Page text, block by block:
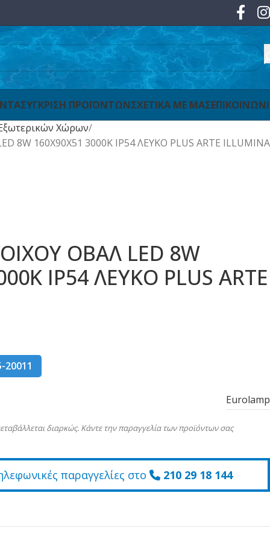
ΣΥΓΚΡΙΣΗ ΠΡΟΪΟΝΤΩΝΣΧΕΤΙΚΑ ΜΕ ΜΑΣ
Χώρων
8W 160X90X51 3000K IP54 ΛΕΥΚΟ PLUS ARTE ILLUMINA
ΟΒΑΛ LED 8W
IP54 ΛΕΥΚΟ PLUS ARTE
20011
Eurolamp
διαρκώς. Κάντε την παραγγελία των προϊόντων σας
παραγγελίες στο 210 29 18 144